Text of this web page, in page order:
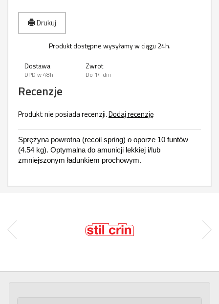
Drukuj
Produkt dostępne wysyłamy w ciągu 24h.
Dostawa
DPD w 48h
Zwrot
Do 14 dni
Recenzje
Produkt nie posiada recenzji.Dodaj recenzję
Sprężyna powrotna (recoil spring) o oporze 10 funtów
(4.54 kg). Optymalna do amunicji lekkiej i/lub
zmniejszonym ładunkiem prochowym.